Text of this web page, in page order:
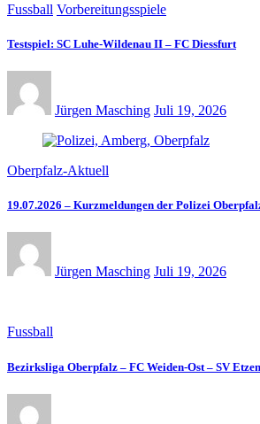
Fussball Vorbereitungsspiele
Testspiel: SC Luhe-Wildenau II – FC Diessfurt
Jürgen Masching Juli 19, 2026
Oberpfalz-Aktuell
19.07.2026 – Kurzmeldungen der Polizei
Jürgen Masching Juli 19, 2026
Fussball
Bezirksliga Oberpfalz – FC Weiden-Ost – SV